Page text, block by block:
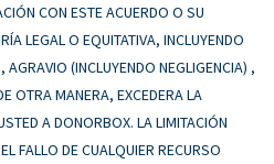
CON ESTE ACUERDO O SU
LEGAL O EQUITATIVA, INCLUYENDO
(INCLUYENDO NEGLIGENCIA) ,
OTRA MANERA, EXCEDERA LA
A DONORBOX. LA LIMITACIÓN
FALLO DE CUALQUIER RECURSO